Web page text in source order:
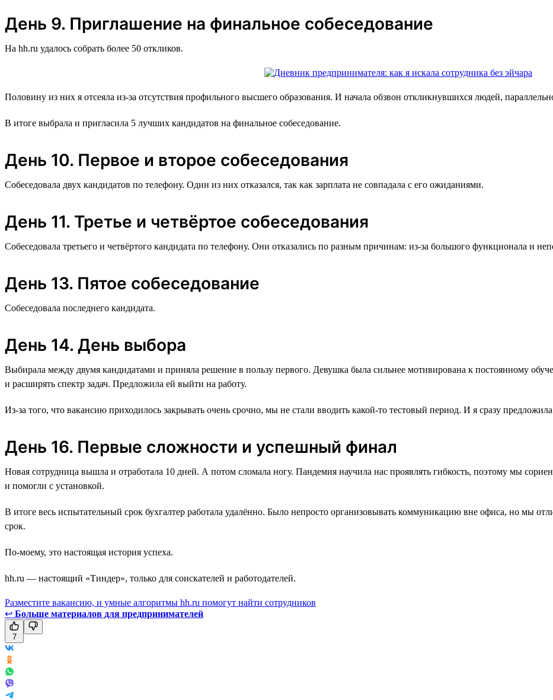
День 9. Приглашение на финальное собеседование
На hh.ru удалось собрать более 50 откликов.
Половину из них я отсеяла из-за отсутствия профильного высшего образования. И начала обзвон откликнувшихся людей,
В итоге выбрала и пригласила 5 лучших кандидатов на финальное собеседование.
День 10. Первое и второе собеседования
Собеседовала двух кандидатов по телефону. Один из них отказался, так как зарплата не совпадала с его ожиданиями.
День 11. Третье и четвёртое собеседования
Собеседовала третьего и четвёртого кандидата по телефону. Они отказались по разным причинам: из-за большого функционала и
День 13. Пятое собеседование
Собеседовала последнего кандидата.
День 14. День выбора
Выбирала между двумя кандидатами и приняла решение в пользу первого. Девушка была сильнее мотивирована к постоянному
и расширять спектр задач. Предложила ей выйти на работу.
Из-за того, что вакансию приходилось закрывать очень срочно, мы не стали вводить какой-то тестовый период. И я сразу
День 16. Первые сложности и успешный финал
Новая сотрудница вышла и отработала 10 дней. А потом сломала ногу. Пандемия научила нас проявлять гибкость, поэтому мы
и помогли с установкой.
В итоге весь испытательный срок бухгалтер работала удалённо. Было непросто организовывать коммуникацию вне офиса, но мы
срок.
По-моему, это настоящая история успеха.
hh.ru — настоящий «Тиндер», только для соискателей и работодателей.
Разместите вакансию, и умные алгоритмы hh.ru помогут найти сотрудников
↩ Больше материалов для предпринимателей
7